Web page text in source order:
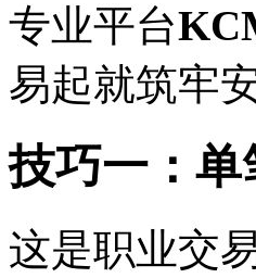
专业平台
易起就筑牢
技巧一：
这是职业交